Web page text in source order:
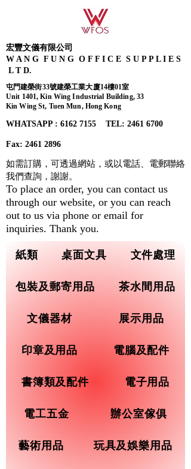
宏豐文儀有限公司
W A N G F U N G O F F I C E S U P P L I E S
L T D.
屯門建榮街33號建榮工業大廈14樓01室
Unit 1401, Kin Wing Industrial Building, 33
Kin Wing St, Tuen Mun, Hong Kong
WHATSAPP : 6162 7155​ TEL: 2461 6700
Fax: 2461 2896
紙類 桌面文具 文件處理
包裝及郵寄用品 茶水間用品
文儀器材 展示用品
印章及用品 電腦及配件
書簿類及配件 電子用品
電工五金 辦公室傢俱
藝術用品 玩具及娛樂用品
如需訂購，可透過網站，或以電話、電郵聯絡
我們查詢， 謝謝。
To place an order, you can contact us
through our website, or you can reach
out to us via phone or email for
inquiries. Thank you.